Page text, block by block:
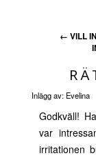
← VILL
Inlägg av: Evelina
Godkväll!
var
irritationen